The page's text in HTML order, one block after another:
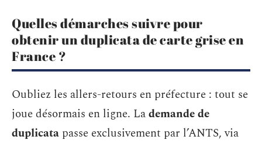
Quelles démarches suivre pour
obtenir un duplicata de carte grise en
France ?
Oubliez les allers-retours en préfecture : tout se
joue désormais en ligne. Lademande de
duplicata passe exclusivement par l’ANTS, via